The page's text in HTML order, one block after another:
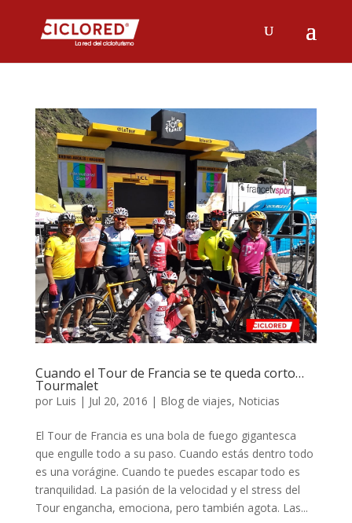
Cuando el Tour de Francia se te queda corto…
Tourmalet
por Luis | Jul 20, 2016 | Blog de viajes, Noticias
El Tour de Francia es una bola de fuego gigantesca
que engulle todo a su paso. Cuando estás dentro todo
es una vorágine. Cuando te puedes escapar todo es
tranquilidad. La pasión de la velocidad y el stress del
Tour engancha, emociona, pero también agota. Las...